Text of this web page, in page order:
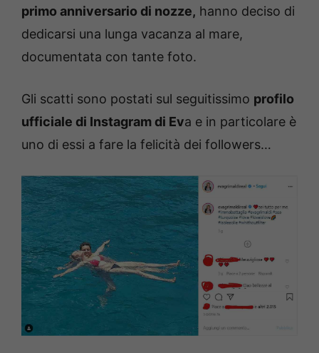
primo anniversario di nozze, hanno deciso di
dedicarsi una lunga vacanza al mare,
documentata con tante foto.
Gli scatti sono postati sul seguitissimo profilo
ufficiale di Instagram di Eva e in particolare è
uno di essi a fare la felicità dei followers…